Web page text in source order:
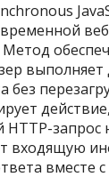
без
запрос
входящую
вместе